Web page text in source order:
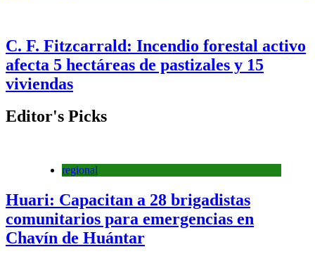
C. F. Fitzcarrald: Incendio forestal activo
afecta 5 hectáreas de pastizales y 15
viviendas
Editor's Picks
regional
Huari: Capacitan a 28 brigadistas
comunitarios para emergencias en
Chavín de Huántar